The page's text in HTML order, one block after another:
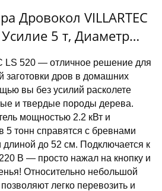
Дровокол VILLARTEC
Усилие 5 т, Диаметр
бревна 520 мм,
LS 520 — отличное решение для
заготовки дров в домашних
вы без усилий расколете
и твердые породы дерева.
мощностью 2.2 кВт и
5 тонн справятся с бревнами
до 52 см. Подключается к
В — просто нажал на кнопку и
Относительно небольшой
легко перевозить и